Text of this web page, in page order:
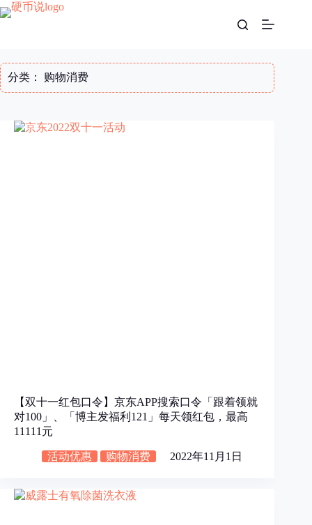
跳
至
分类： 购物消费
【双十一红包口令】京东APP搜索口令「跟着领就
对100」、「博主发福利121」每天领红包，最高
11111元
活动优惠 购物消费 2022年11月1日